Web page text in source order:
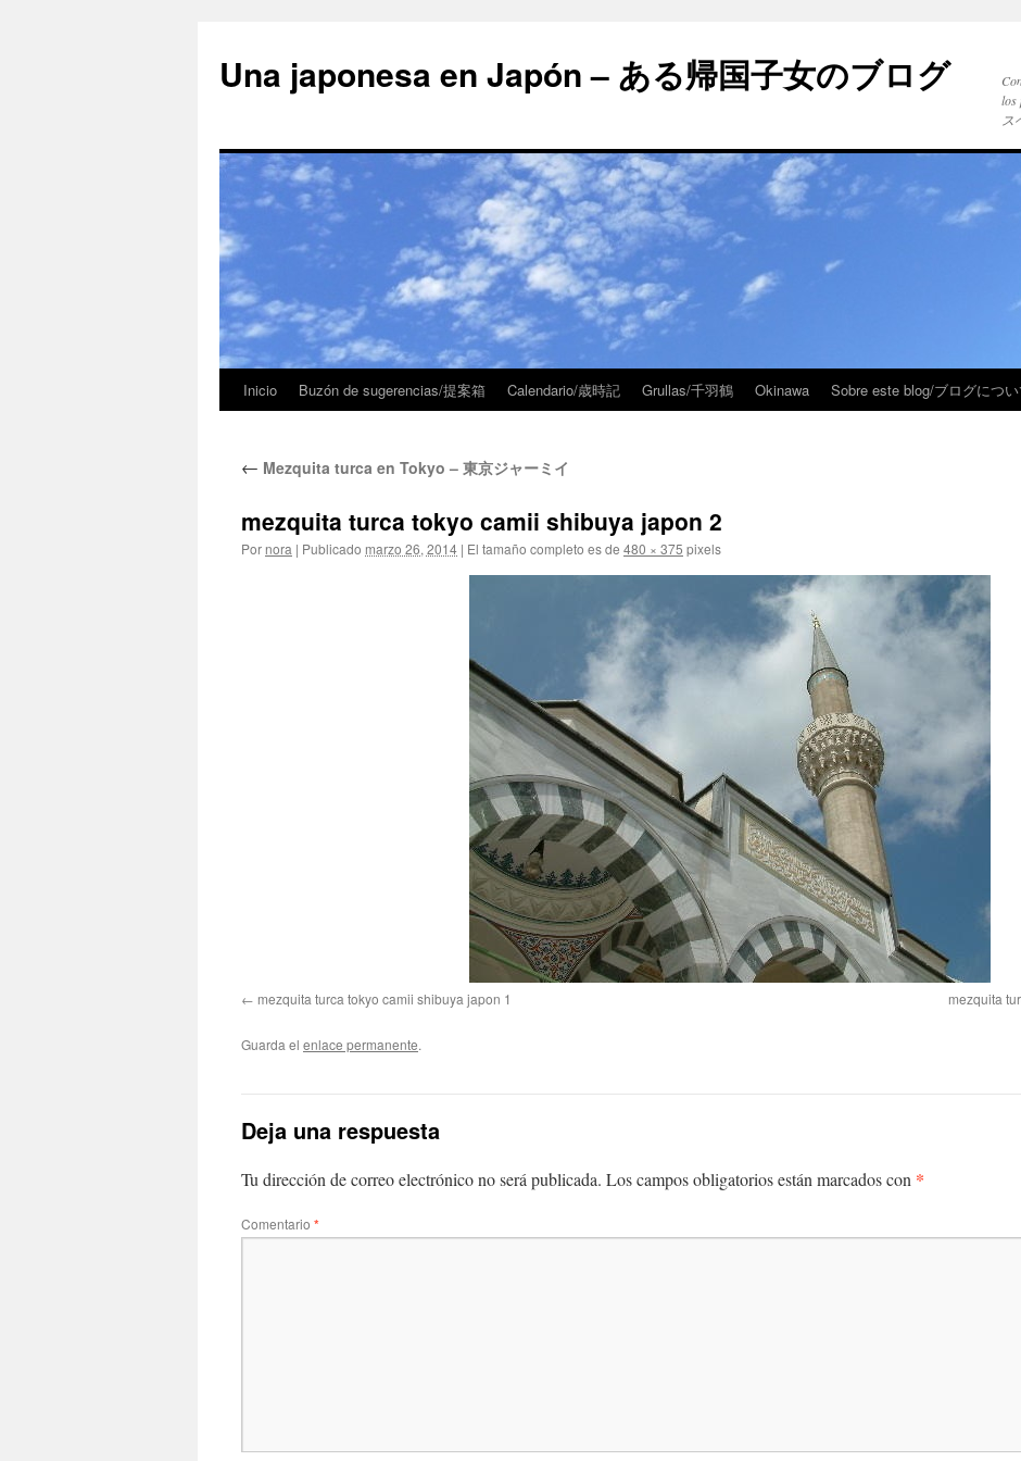
Una japonesa en Japón – ある帰国子女のブログ
los
ス
Inicio Buzón de sugerencias/提案箱 Calendario/歳時記 Grullas/千羽鶴 Okinawa Sobre este blog/ブログにつ
← Mezquita turca en Tokyo – 東京ジャーミイ
mezquita turca tokyo camii shibuya japon 2
Por nora | Publicado marzo 26, 2014 | El tamaño completo es de 480 × 375 pixels
mezquita turca tokyo camii shibuya japon 1 mezquita
Guarda el enlace permanente.
Deja una respuesta
Tu dirección de correo electrónico no será publicada. Los campos obligatorios están marcados con *
Comentario *